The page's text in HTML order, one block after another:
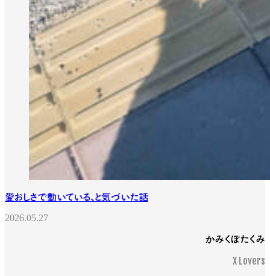
愛おしさで動いている、と気づいた話
2026.05.27
かみくぼたくみ
X Lovers